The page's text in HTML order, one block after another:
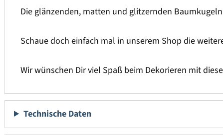
Die glänzenden, matten und glitzernden
Schaue doch einfach mal in unserem Shop die
Wir wünschen Dir viel Spaß beim Dekorieren mit
Technische Daten